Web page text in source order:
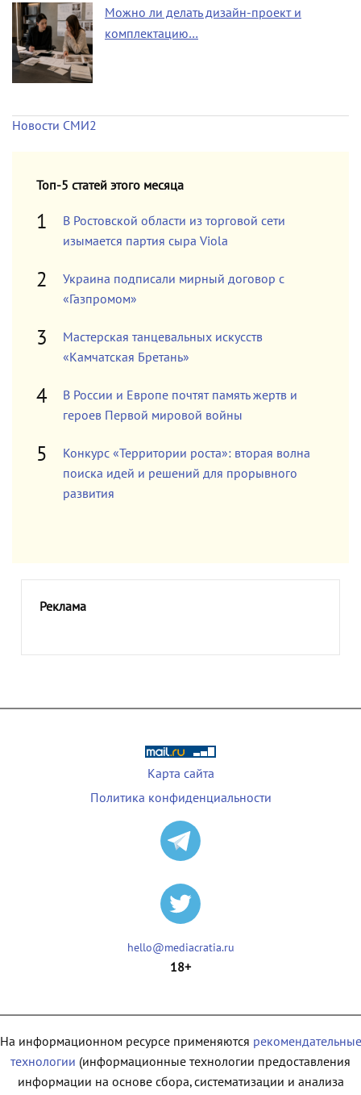
Можно ли делать дизайн-проект и
комплектацию…
Новости СМИ2
Топ-5 статей этого месяца
В Ростовской области из торговой сети
изымается партия сыра Viola
Украина подписали мирный договор с
«Газпромом»
Мастерская танцевальных искусств
«Камчатская Бретань»
В России и Европе почтят память жертв и
героев Первой мировой войны
Конкурс «Территории роста»: вторая волна
поиска идей и решений для прорывного
развития
Реклама
Карта сайта
Политика конфиденциальности
hello@mediacratia.ru
18+
На информационном ресурсе применяются рекомендательные
технологии (информационные технологии предоставления
информации на основе сбора, систематизации и анализа